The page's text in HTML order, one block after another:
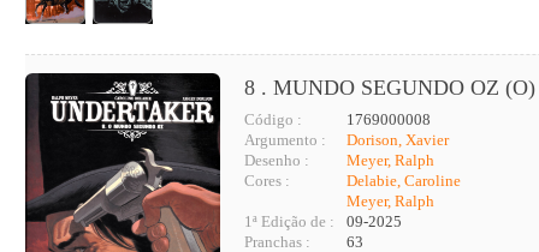
8 . MUNDO SEGUNDO OZ (O)
Código :
1769000008
Argumento :
Dorison, Xavier
Desenho :
Meyer, Ralph
Cores :
Delabie, Caroline
Meyer, Ralph
1ª Edição de :
09-2025
Pranchas :
63